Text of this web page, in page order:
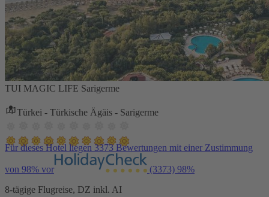
TUI MAGIC LIFE Sarigerme
Türkei - Türkische Ägäis - Sarigerme
Für dieses Hotel liegen 3373 Bewertungen mit einer Zustimmung
von 98% vor (3373) 98%
8-tägige Flugreise, DZ inkl. AI